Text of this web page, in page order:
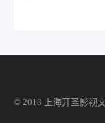
© 2018 上海开圣影视